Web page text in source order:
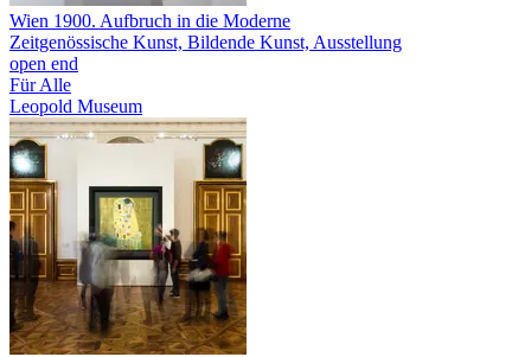
Wien 1900. Aufbruch in die Moderne
Zeitgenössische Kunst, Bildende Kunst, Ausstellung
open end
Für Alle
Leopold Museum